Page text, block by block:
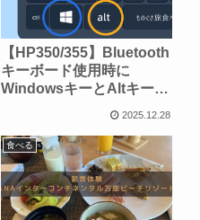
【HP350/355】Bluetooth
キーボード使用時に
WindowsキーとAltキーが
2025.12.28
食べる